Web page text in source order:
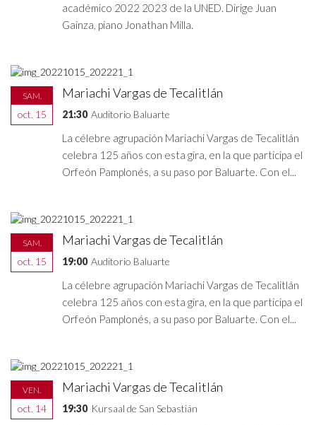
académico 2022 2023 de la UNED. Dirige Juan
Gainza, piano Jonathan Milla.
SAM.
oct. 15
Mariachi Vargas de Tecalitlán
21:30 Auditorio Baluarte
La célebre agrupación Mariachi Vargas de Tecalitlán
celebra 125 años con esta gira, en la que participa el
Orfeón Pamplonés, a su paso por Baluarte. Con el...
SAM.
oct. 15
Mariachi Vargas de Tecalitlán
19:00 Auditorio Baluarte
La célebre agrupación Mariachi Vargas de Tecalitlán
celebra 125 años con esta gira, en la que participa el
Orfeón Pamplonés, a su paso por Baluarte. Con el...
VEN.
oct. 14
Mariachi Vargas de Tecalitlán
19:30 Kursaal de San Sebastián